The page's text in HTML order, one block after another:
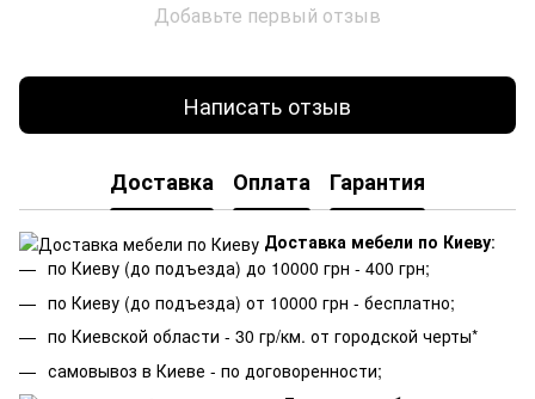
Добавьте первый отзыв
Написать отзыв
Доставка Оплата Гарантия
Доставка мебели по Киеву:
по Киеву (до подъезда) до 10000 грн - 400 грн;
по Киеву (до подъезда) от 10000 грн - бесплатно;
по Киевской области - 30 гр/км. от городской черты*
самовывоз в Киеве - по договоренности;